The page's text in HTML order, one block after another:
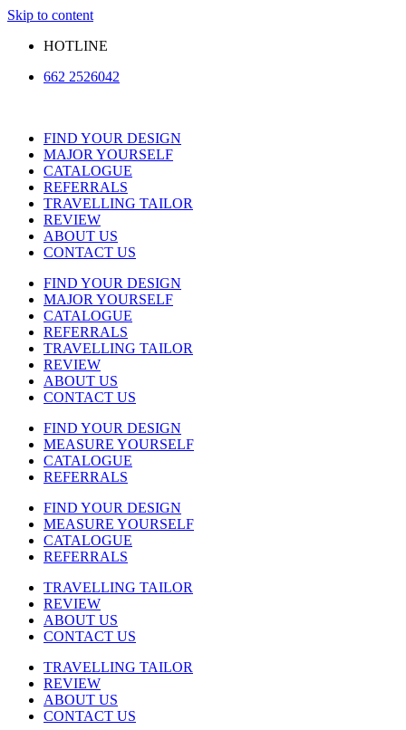
Skip to content
HOTLINE
662 2526042
FIND YOUR DESIGN
MAJOR YOURSELF
CATALOGUE
REFERRALS
TRAVELLING TAILOR
REVIEW
ABOUT US
CONTACT US
FIND YOUR DESIGN
MAJOR YOURSELF
CATALOGUE
REFERRALS
TRAVELLING TAILOR
REVIEW
ABOUT US
CONTACT US
FIND YOUR DESIGN
MEASURE YOURSELF
CATALOGUE
REFERRALS
FIND YOUR DESIGN
MEASURE YOURSELF
CATALOGUE
REFERRALS
TRAVELLING TAILOR
REVIEW
ABOUT US
CONTACT US
TRAVELLING TAILOR
REVIEW
ABOUT US
CONTACT US